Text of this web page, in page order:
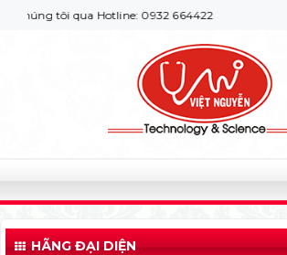
tôi qua Hotline: 0932 664422
HÃNG ĐẠI DIỆN